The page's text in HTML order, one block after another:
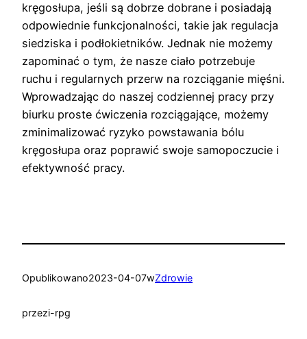
kręgosłupa, jeśli są dobrze dobrane i posiadają
odpowiednie funkcjonalności, takie jak regulacja
siedziska i podłokietników. Jednak nie możemy
zapominać o tym, że nasze ciało potrzebuje
ruchu i regularnych przerw na rozciąganie mięśni.
Wprowadzając do naszej codziennej pracy przy
biurku proste ćwiczenia rozciągające, możemy
zminimalizować ryzyko powstawania bólu
kręgosłupa oraz poprawić swoje samopoczucie i
efektywność pracy.
Opublikowano2023-04-07wZdrowie
przezi-rpg